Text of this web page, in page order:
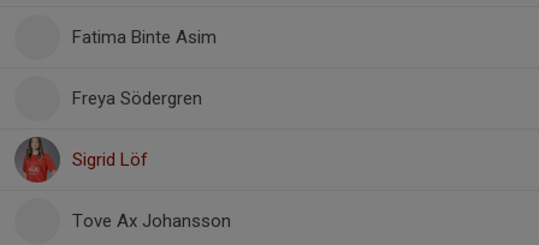
Fatima Binte Asim
Freya Södergren
Sigrid Löf
Tove Ax Johansson